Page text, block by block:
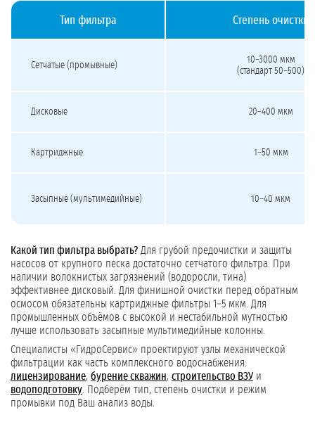
Тип фильтра Степень очистки
Сетчатые (промывные)
10–3000 мкм
(стандарт 50–500)
Дисковые 20–400 мкм
Картриджные 1–50 мкм
Засыпные (мультимедийные) 10–40 мкм
Какой тип фильтра выбрать? Для грубой предочистки и защиты
насосов от крупного песка достаточно сетчатого фильтра. При
наличии волокнистых загрязнений (водоросли, тина)
эффективнее дисковый. Для финишной очистки перед обратным
осмосом обязательны картриджные фильтры 1–5 мкм. Для
промышленных объёмов с высокой и нестабильной мутностью
лучше использовать засыпные мультимедийные колонны.
Специалисты «ГидроСервис» проектируют узлы механической
фильтрации как часть комплексного водоснабжения:
лицензирование, бурение скважин, строительство ВЗУи
водоподготовку . Подберём тип, степень очистки и режим
промывки под Ваш анализ воды.